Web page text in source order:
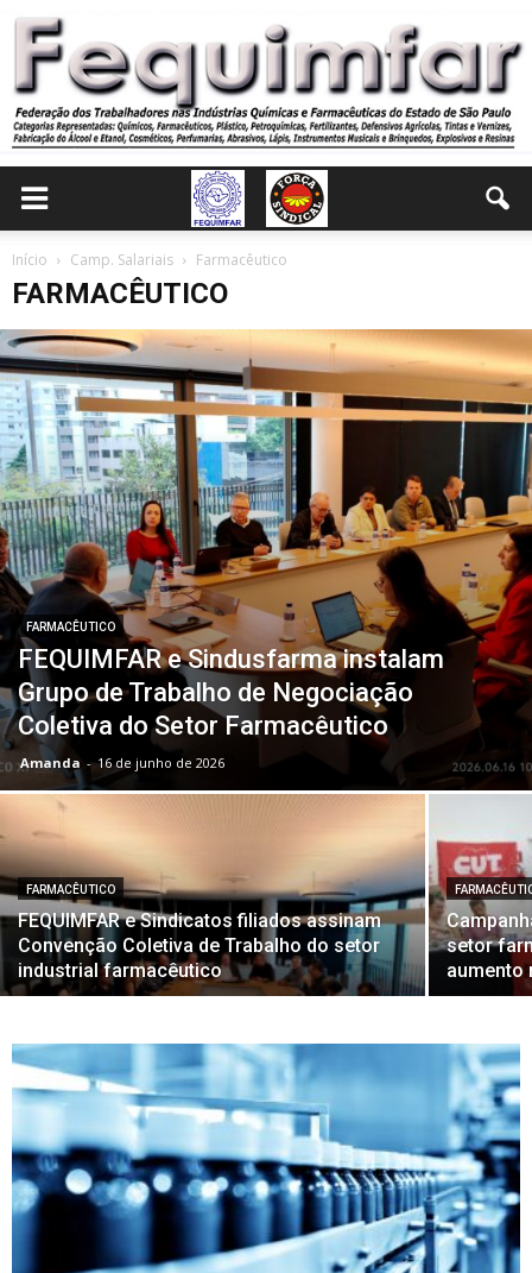
Início Camp. Salariais Farmacêutico
FARMACÊUTICO
FARMACÊUTICO
FEQUIMFAR e Sindusfarma instalam
Grupo de Trabalho de Negociação
Coletiva do Setor Farmacêutico
Amanda - 16 de junho de 2026
FARMACÊUTICO
FEQUIMFAR e Sindicatos filiados assinam
Convenção Coletiva de Trabalho do setor
industrial farmacêutico
setor
aumento